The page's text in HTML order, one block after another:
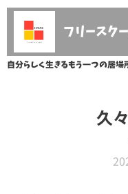
フリースク
自分らしく生きるもう一つの居場
久